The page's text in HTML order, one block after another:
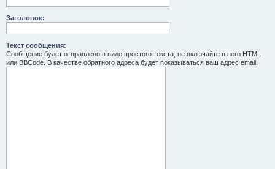
Заголовок:
Текст сообщения:
Сообщение будет отправлено в виде простого текста, не включайте в него HTML
или BBCode. В качестве обратного адреса будет показываться ваш адрес email.